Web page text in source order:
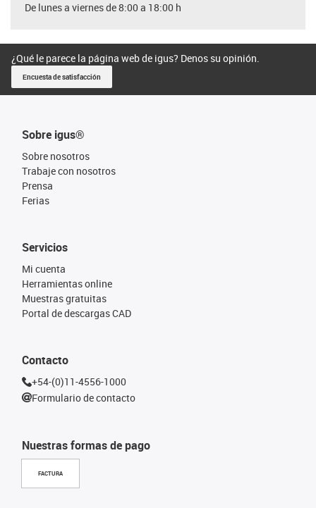
De lunes a viernes de 8:00 a 18:00 h
¿Qué le parece la página web de igus? Denos su opinión.
Encuesta de satisfacción
Sobre igus®
Sobre nosotros
Trabaje con nosotros
Prensa
Ferias
Nuestras formas de pago
FACTURA
Servicios
Mi cuenta
Herramientas online
Muestras gratuitas
Portal de descargas CAD
Contacto
+54-(0)11-4556-1000
Formulario de contacto